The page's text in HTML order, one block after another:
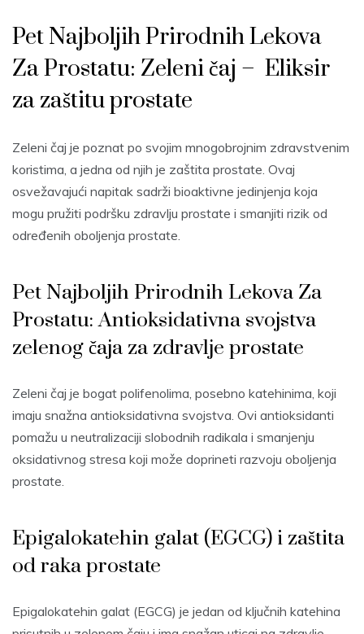
Pet Najboljih Prirodnih Lekova
Za Prostatu: Zeleni čaj – Eliksir
za zaštitu prostate
Zeleni čaj je poznat po svojim mnogobrojnim zdravstvenim
koristima, a jedna od njih je zaštita prostate. Ovaj
osvežavajući napitak sadrži bioaktivne jedinjenja koja
mogu pružiti podršku zdravlju prostate i smanjiti rizik od
određenih oboljenja prostate.
Pet Najboljih Prirodnih Lekova Za
Prostatu: Antioksidativna svojstva
zelenog čaja za zdravlje prostate
Zeleni čaj je bogat polifenolima, posebno katehinima, koji
imaju snažna antioksidativna svojstva. Ovi antioksidanti
pomažu u neutralizaciji slobodnih radikala i smanjenju
oksidativnog stresa koji može doprineti razvoju oboljenja
prostate.
Epigalokatehin galat (EGCG) i zaštita
od raka prostate
Epigalokatehin galat (EGCG) je jedan od ključnih katehina